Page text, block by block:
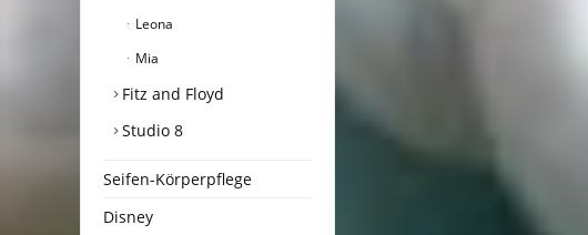
Leona
Mia
Fitz and Floyd
Studio 8
Seifen-Körperpflege
Disney